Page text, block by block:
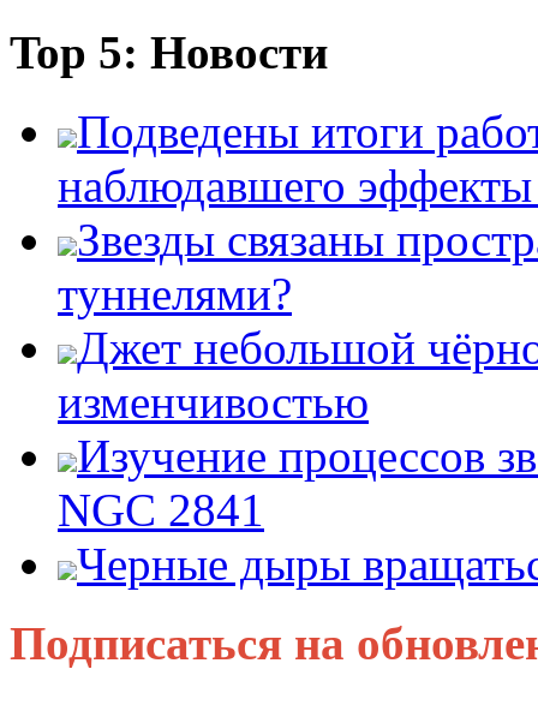
Top 5: Новости
Подведены итоги
наблюдавшего
Звезды связаны
туннелями?
Джет небольшой
изменчивостью
Изучение процессов
NGC 2841
Черные дыры
Подписаться на